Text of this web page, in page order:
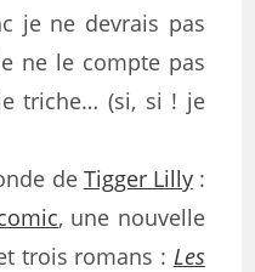
je ne devrais pas
ne le compte pas
triche… (si, si ! je
de Tigger Lilly:
, une nouvelle
trois romans : Les